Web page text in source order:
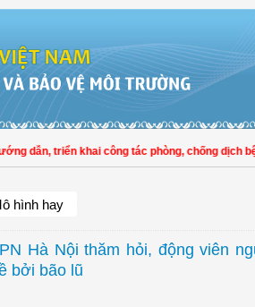
triển khai công tác phòng, chống dịch bệnh |
hình hay
Hà Nội thăm hỏi, động viên
bởi bão lũ